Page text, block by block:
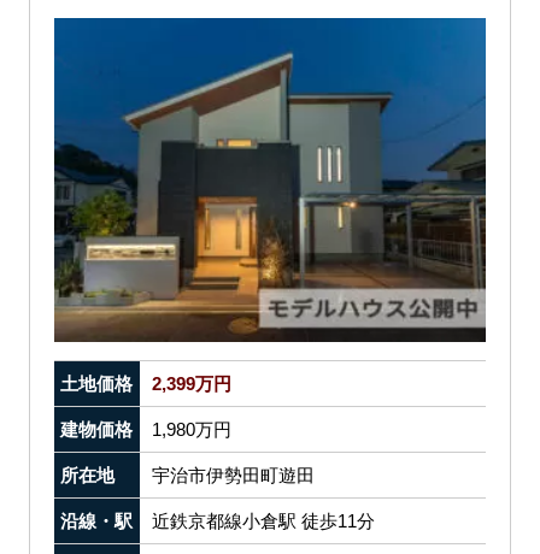
土地価格 2,399万円
建物価格 1,980万円
所在地 宇治市伊勢田町遊田
沿線・駅 近鉄京都線小倉駅 徒歩11分